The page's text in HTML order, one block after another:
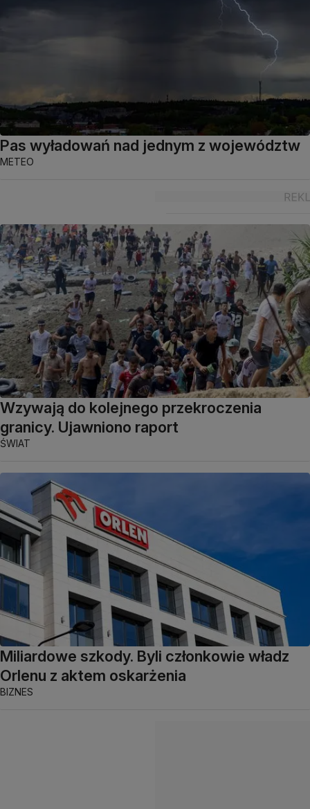
Pas wyładowań nad jednym z województw
METEO
Wzywają do kolejnego przekroczenia
granicy. Ujawniono raport
ŚWIAT
Miliardowe szkody. Byli członkowie władz
Orlenu z aktem oskarżenia
BIZNES